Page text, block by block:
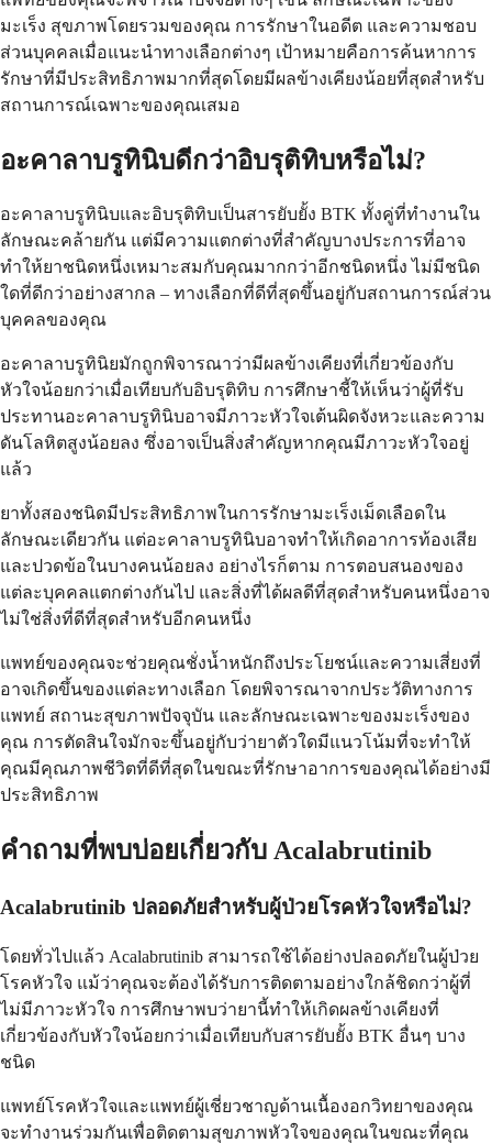
มะเร็ง สุขภาพโดยรวมของคุณ การรักษาในอดีต และความชอบ
ส่วนบุคคลเมื่อแนะนำทางเลือกต่างๆ เป้าหมายคือการค้นหาการ
รักษาที่มีประสิทธิภาพมากที่สุดโดยมีผลข้างเคียงน้อยที่สุดสำหรับ
สถานการณ์เฉพาะของคุณเสมอ
อะคาลาบรูทินิบดีกว่าอิบรุติทิบหรือไม่?
อะคาลาบรูทินิบและอิบรุติทิบเป็นสารยับยั้ง BTK ทั้งคู่ที่ทำงานใน
ลักษณะคล้ายกัน แต่มีความแตกต่างที่สำคัญบางประการที่อาจ
ทำให้ยาชนิดหนึ่งเหมาะสมกับคุณมากกว่าอีกชนิดหนึ่ง ไม่มีชนิด
ใดที่ดีกว่าอย่างสากล – ทางเลือกที่ดีที่สุดขึ้นอยู่กับสถานการณ์ส่วน
บุคคลของคุณ
อะคาลาบรูทินิยมักถูกพิจารณาว่ามีผลข้างเคียงที่เกี่ยวข้องกับ
หัวใจน้อยกว่าเมื่อเทียบกับอิบรุติทิบ การศึกษาชี้ให้เห็นว่าผู้ที่รับ
ประทานอะคาลาบรูทินิบอาจมีภาวะหัวใจเต้นผิดจังหวะและความ
ดันโลหิตสูงน้อยลง ซึ่งอาจเป็นสิ่งสำคัญหากคุณมีภาวะหัวใจอยู่
แล้ว
ยาทั้งสองชนิดมีประสิทธิภาพในการรักษามะเร็งเม็ดเลือดใน
ลักษณะเดียวกัน แต่อะคาลาบรูทินิบอาจทำให้เกิดอาการท้องเสีย
และปวดข้อในบางคนน้อยลง อย่างไรก็ตาม การตอบสนองของ
แต่ละบุคคลแตกต่างกันไป และสิ่งที่ได้ผลดีที่สุดสำหรับคนหนึ่งอาจ
ไม่ใช่สิ่งที่ดีที่สุดสำหรับอีกคนหนึ่ง
แพทย์ของคุณจะช่วยคุณชั่งน้ำหนักถึงประโยชน์และความเสี่ยงที่
อาจเกิดขึ้นของแต่ละทางเลือก โดยพิจารณาจากประวัติทางการ
แพทย์ สถานะสุขภาพปัจจุบัน และลักษณะเฉพาะของมะเร็งของ
คุณ การตัดสินใจมักจะขึ้นอยู่กับว่ายาตัวใดมีแนวโน้มที่จะทำให้
คุณมีคุณภาพชีวิตที่ดีที่สุดในขณะที่รักษาอาการของคุณได้อย่างมี
ประสิทธิภาพ
คำถามที่พบบ่อยเกี่ยวกับ Acalabrutinib
Acalabrutinib ปลอดภัยสำหรับผู้ป่วยโรคหัวใจหรือไม่?
โดยทั่วไปแล้ว Acalabrutinib สามารถใช้ได้อย่างปลอดภัยในผู้ป่วย
โรคหัวใจ แม้ว่าคุณจะต้องได้รับการติดตามอย่างใกล้ชิดกว่าผู้ที่
ไม่มีภาวะหัวใจ การศึกษาพบว่ายานี้ทำให้เกิดผลข้างเคียงที่
เกี่ยวข้องกับหัวใจน้อยกว่าเมื่อเทียบกับสารยับยั้ง BTK อื่นๆ บาง
ชนิด
แพทย์โรคหัวใจและแพทย์ผู้เชี่ยวชาญด้านเนื้องอกวิทยาของคุณ
จะทำงานร่วมกันเพื่อติดตามสุขภาพหัวใจของคุณในขณะที่คุณ